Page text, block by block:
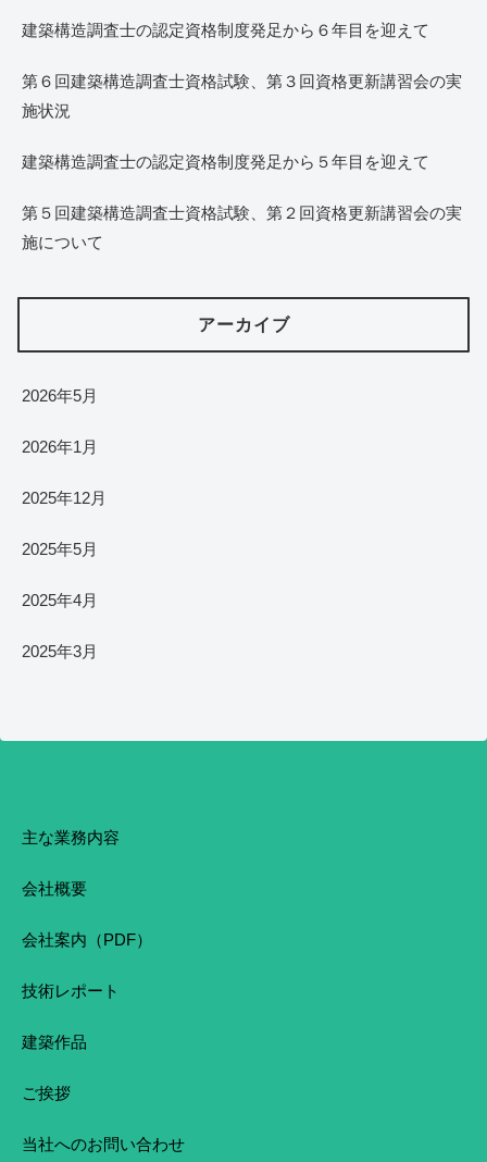
建築構造調査士の認定資格制度発足から６年目を迎えて
第６回建築構造調査士資格試験、第３回資格更新講習会の実
施状況
建築構造調査士の認定資格制度発足から５年目を迎えて
第５回建築構造調査士資格試験、第２回資格更新講習会の実
施について
アーカイブ
2026年5月
2026年1月
2025年12月
2025年5月
2025年4月
2025年3月
主な業務内容
会社概要
会社案内（PDF）
技術レポート
建築作品
ご挨拶
当社へのお問い合わせ